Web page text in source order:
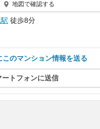
地図で確認する
徒歩8分
のマンション情報を送る
トフォンに送信